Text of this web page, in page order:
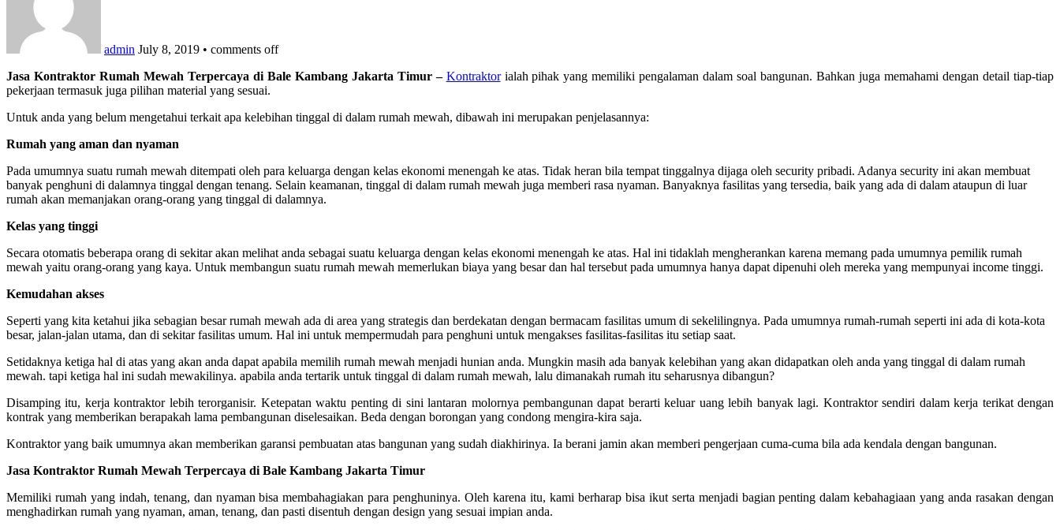
admin July 8, 2019 • comments off
Jasa Kontraktor Rumah Mewah Terpercaya di Bale Kambang Jakarta Timur – Kontraktorialah pihak yang memiliki pengalaman dalam soal bangunan. Bahkan juga memahami dengan detail tiap-tiap
pekerjaan termasuk juga pilihan material yang sesuai.
Untuk anda yang belum mengetahui terkait apa kelebihan tinggal di dalam rumah mewah, dibawah ini merupakan penjelasannya:
Rumah yang aman dan nyaman
Pada umumnya suatu rumah mewah ditempati oleh para keluarga dengan kelas ekonomi menengah ke atas. Tidak heran bila tempat tinggalnya dijaga oleh security pribadi. Adanya security ini akan membuat
banyak penghuni di dalamnya tinggal dengan tenang. Selain keamanan, tinggal di dalam rumah mewah juga memberi rasa nyaman. Banyaknya fasilitas yang tersedia, baik yang ada di dalam ataupun di luar
rumah akan memanjakan orang-orang yang tinggal di dalamnya.
Kelas yang tinggi
Secara otomatis beberapa orang di sekitar akan melihat anda sebagai suatu keluarga dengan kelas ekonomi menengah ke atas. Hal ini tidaklah mengherankan karena memang pada umumnya pemilik rumah
mewah yaitu orang-orang yang kaya. Untuk membangun suatu rumah mewah memerlukan biaya yang besar dan hal tersebut pada umumnya hanya dapat dipenuhi oleh mereka yang mempunyai income tinggi.
Kemudahan akses
Seperti yang kita ketahui jika sebagian besar rumah mewah ada di area yang strategis dan berdekatan dengan bermacam fasilitas umum di sekelilingnya. Pada umumnya rumah-rumah seperti ini ada di kota-kota
besar, jalan-jalan utama, dan di sekitar fasilitas umum. Hal ini untuk mempermudah para penghuni untuk mengakses fasilitas-fasilitas itu setiap saat.
Setidaknya ketiga hal di atas yang akan anda dapat apabila memilih rumah mewah menjadi hunian anda. Mungkin masih ada banyak kelebihan yang akan didapatkan oleh anda yang tinggal di dalam rumah
mewah. tapi ketiga hal ini sudah mewakilinya. apabila anda tertarik untuk tinggal di dalam rumah mewah, lalu dimanakah rumah itu seharusnya dibangun?
Disamping itu, kerja kontraktor lebih terorganisir. Ketepatan waktu penting di sini lantaran molornya pembangunan dapat berarti keluar uang lebih banyak lagi. Kontraktor sendiri dalam kerja terikat dengan
kontrak yang memberikan berapakah lama pembangunan diselesaikan. Beda dengan borongan yang condong mengira-kira saja.
Kontraktor yang baik umumnya akan memberikan garansi pembuatan atas bangunan yang sudah diakhirinya. Ia berani jamin akan memberi pengerjaan cuma-cuma bila ada kendala dengan bangunan.
Jasa Kontraktor Rumah Mewah Terpercaya di Bale Kambang Jakarta Timur
Memiliki rumah yang indah, tenang, dan nyaman bisa membahagiakan para penghuninya. Oleh karena itu, kami berharap bisa ikut serta menjadi bagian penting dalam kebahagiaan yang anda rasakan dengan
menghadirkan rumah yang nyaman, aman, tenang, dan pasti disentuh dengan design yang sesuai impian anda.